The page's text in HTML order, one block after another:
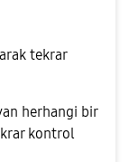
tekrar
herhangi bir
kontrol